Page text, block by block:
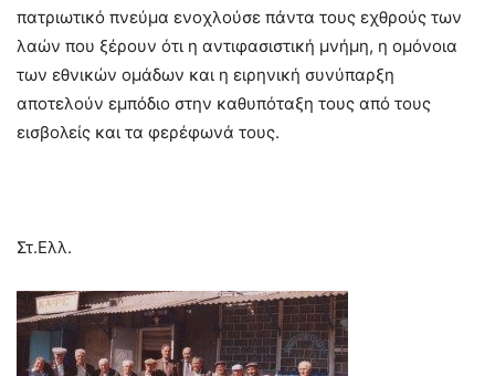
πατριωτικό πνεύμα ενοχλούσε πάντα τους εχθρούς των
λαών που ξέρουν ότι η αντιφασιστική μνήμη, η ομόνοια
των εθνικών ομάδων και η ειρηνική συνύπαρξη
αποτελούν εμπόδιο στην καθυπόταξη τους από τους
εισβολείς και τα φερέφωνά τους.
Στ.Ελλ.